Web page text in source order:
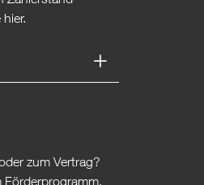
zum Vertrag?
Förderprogramm,